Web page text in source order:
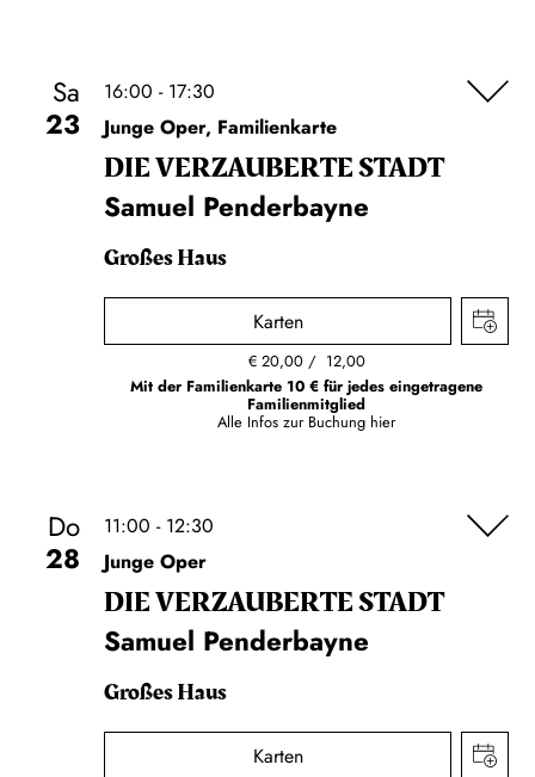
Sa
23
16:00 - 17:30
Junge Oper, Familienkarte
DIE VERZAUBERTE STADT
Samuel Penderbayne
Großes Haus
Karten
€ 20,00
12,00
Mit der Familienkarte 10 € für jedes eingetragene
Familienmitglied
Alle Infos zur Buchung hier
Do
28
11:00 - 12:30
Junge Oper
DIE VERZAUBERTE STADT
Samuel Penderbayne
Großes Haus
Karten